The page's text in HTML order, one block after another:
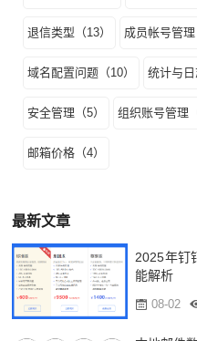
退信类型（13） 成员帐号管理
域名配置问题（10） 统计与日
安全管理（5） 组织账号管理
邮箱价格（4）
最新文章
2025年钉
能解析
08-02